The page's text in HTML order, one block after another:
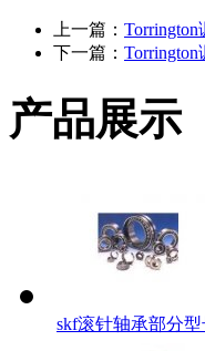
上一篇：
下一篇：
产品展示
skf滚针轴承部分型